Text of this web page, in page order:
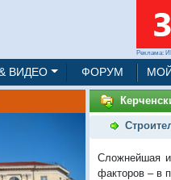
Реклама:
ВИДЕО ФОРУМ
Сложнейшая и
факторов – в